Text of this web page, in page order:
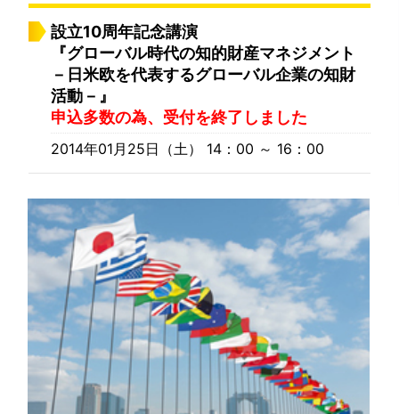
2014年01月25日（土） 14：00 ～ 16：00
設立10周年記念講演
『グローバル時代の知的財産マネジメント
－日米欧を代表するグローバル企業の知財
活動－』
申込多数の為、受付を終了しました